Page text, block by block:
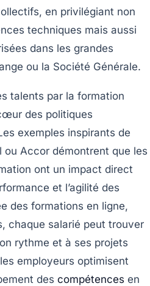
en privilégiant non
techniques mais aussi
dans les grandes
ou la Société Générale.
talents par la formation
des politiques
exemples inspirants de
ou Accor démontrent que les
ont un impact direct
et l’agilité des
des formations en ligne,
chaque salarié peut trouver
rythme et à ses projets
employeurs optimisent
des compétences en